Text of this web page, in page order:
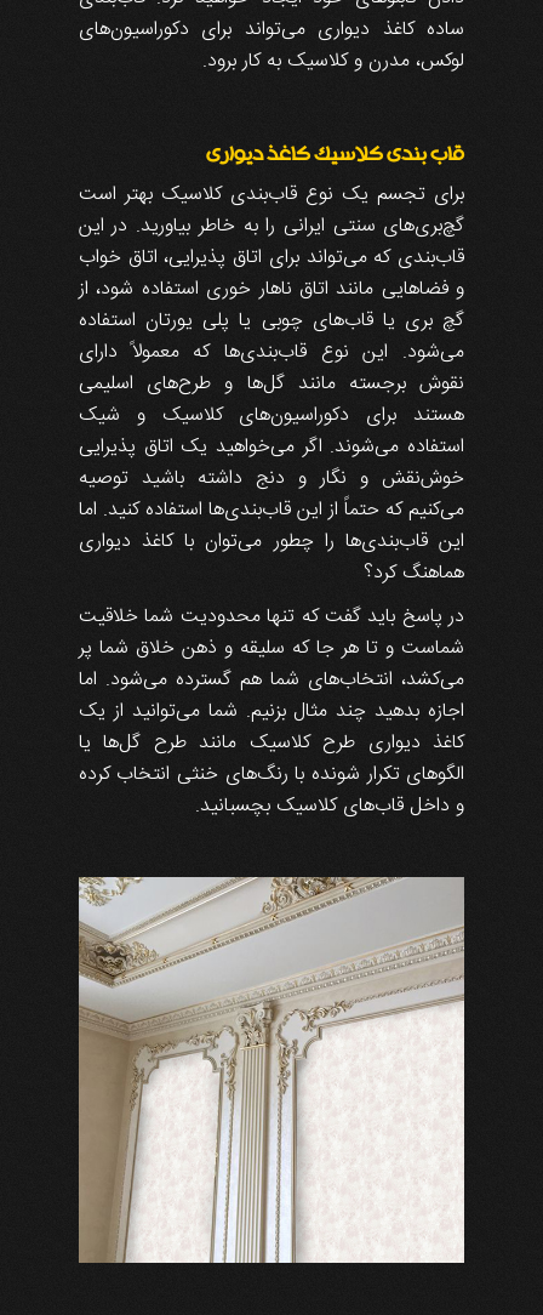
ساده کاغذ دیواری می‌تواند برای دکوراسیون‌های
لوکس، مدرن و کلاسیک به کار برود.
قاب‌ بندی کلاسیک کاغذ دیواری
برای تجسم یک نوع قاب‌بندی کلاسیک بهتر است
گچ‌بری‌های سنتی ایرانی را به خاطر بیاورید. در این
قاب‌بندی که می‌تواند برای اتاق پذیرایی، اتاق خواب
و فضاهایی مانند اتاق ناهار خوری استفاده شود، از
گچ بری یا قاب‌های چوبی یا پلی یورتان استفاده
می‌شود. این نوع قاب‌بندی‌ها که معمولاً دارای
نقوش برجسته مانند گل‌ها و طرح‌های اسلیمی
هستند برای دکوراسیون‌های کلاسیک و شیک
استفاده می‌شوند. اگر می‌خواهید یک اتاق پذیرایی
خوش‌نقش و نگار و دنج داشته باشید توصیه
می‌کنیم که حتماً از این قاب‌بندی‌ها استفاده کنید. اما
این قاب‌بندی‌ها را چطور می‌توان با کاغذ دیواری
هماهنگ کرد؟
در پاسخ باید گفت که تنها محدودیت شما خلاقیت
شماست و تا هر جا که سلیقه و ذهن خلاق شما پر
می‌کشد، انتخاب‌های شما هم گسترده می‌شود. اما
اجازه بدهید چند مثال بزنیم. شما می‌توانید از یک
کاغذ دیواری طرح کلاسیک مانند طرح گل‌ها یا
الگوهای تکرار شونده با رنگ‌های خنثی انتخاب کرده
و داخل قاب‌های کلاسیک بچسبانید.